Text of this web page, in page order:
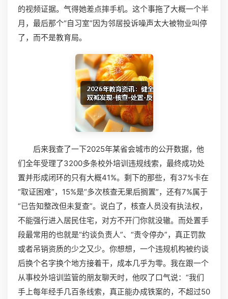
的视频证据。气得她差点摔手机。这个事拖了大概一个半
月，最后那个“自习室”因为邻居投诉噪声太大被物业叫停
了，而不是教育局。
后来我查了一下2025年某省会城市的公开数据，他
们全年受理了3200多条校外培训违规线索，最终成功处
置并形成闭环的只有大概41%。剩下的那些，有37%卡在
“取证困难”，15%是“多次核查无果后搁置”，还有7%属于
“已告知整改但未复查”。说白了，核查人员没有执法权，
不能强行进入居民住宅，对方不开门你就没辙。而处置手
段最常用的也就是“约谈负责人”、“责令停办”，真正罚款
或者吊销资质的少之又少。你想想，一个违规机构被约谈
后换个名字换个地方接着干，成本几乎为零。我在跟一个
从事校外培训监管的朋友聊天时，他叹了口气说：“我们
手上每年经手几百条线索，真正能办成铁案的，不超过50